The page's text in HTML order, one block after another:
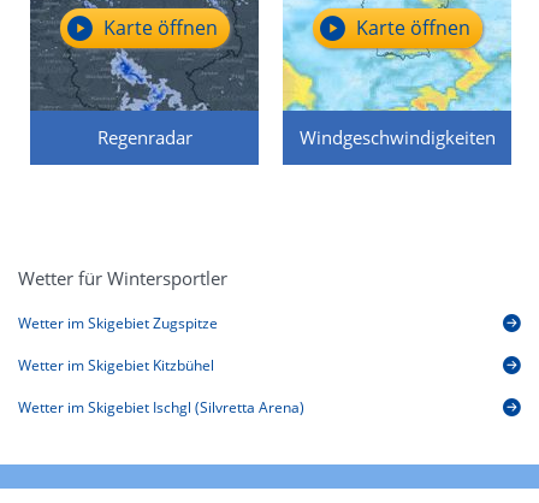
Regenradar
Karte öffnen
Windgeschwindigkeiten
Karte öffnen
Wetter für Wintersportler
Wetter im Skigebiet Zugspitze
Wetter im Skigebiet Kitzbühel
Wetter im Skigebiet Ischgl (Silvretta Arena)